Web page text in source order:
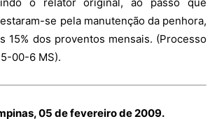
se pela manutenção da penhora,
15% dos proventos mensais. (Processo
00-6 MS).
05 de fevereiro de 2009.